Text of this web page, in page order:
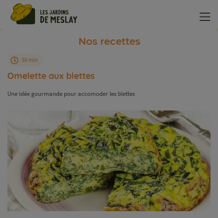
Nos recettes
30 min
Omelette aux blettes
Une idée gourmande pour accomoder les blettes
Panneau de gestion des cookies